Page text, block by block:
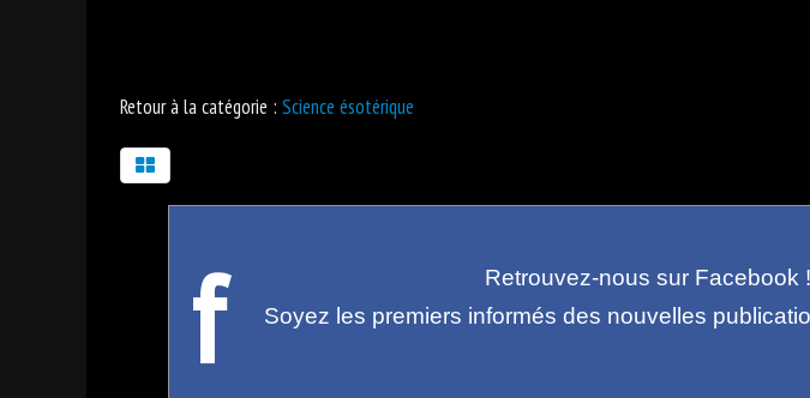
Retour à la catégorie : Science ésotérique
f
Retrouvez-nous sur Facebook !
Soyez les premiers informés des nouvelles